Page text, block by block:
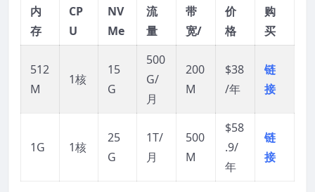
内
存
CP
U
NV
Me
流
量
带
宽/
价
格
购
买
512
M
1核
15
G
500
G/
月
200
M
$38
/年
链
接
1G 1核
25
G
1T/
月
500
M
$58
.9/
年
链
接